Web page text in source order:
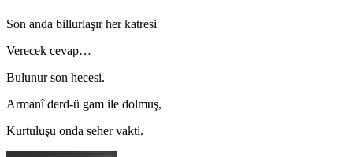
Son anda billurlaşır her katresi
Verecek cevap…
Bulunur son hecesi.
Armanî derd-ü gam ile dolmuş,
Kurtuluşu onda seher vakti.